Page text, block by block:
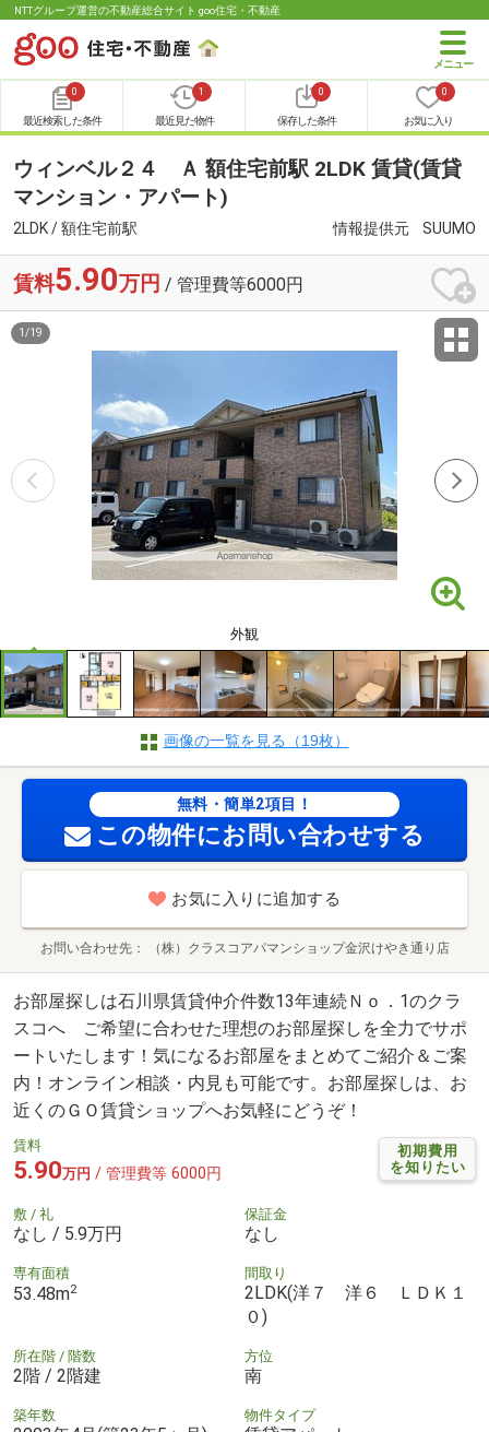
NTTグループ運営の不動産総合サイト goo住宅・不動産
0
最近検索した条件
1
最近見た物件
0
保存した条件
0
お気に入り
ウィンベル２４ Ａ 額住宅前駅 2LDK 賃貸(賃貸
マンション・アパート)
2LDK / 額住宅前駅 情報提供元 SUUMO
賃料5.90万円 / 管理費等6000円
外観
1 /19
画像の一覧を見る（19枚）
無料・簡単2項目！
この物件にお問い合わせする
お気に入りに追加する
お問い合わせ先 （株）クラスコアパマンショップ金沢けやき通り店
お部屋探しは石川県賃貸仲介件数13年連続Ｎｏ．1のクラ
スコへ ご希望に合わせた理想のお部屋探しを全力でサポ
ートいたします！気になるお部屋をまとめてご紹介＆ご案
内！オンライン相談・内見も可能です。お部屋探しは、お
近くのＧＯ賃貸ショップへお気軽にどうぞ！
初期費用
を知りたい
賃料
5.90万円 / 管理費等 6000円
敷 / 礼
なし / 5.9万円
保証金
なし
専有面積
53.48m2
間取り
2LDK(洋７ 洋６ ＬＤＫ１
０)
所在階 / 階数
2階 / 2階建
方位
南
築年数 物件タイプ